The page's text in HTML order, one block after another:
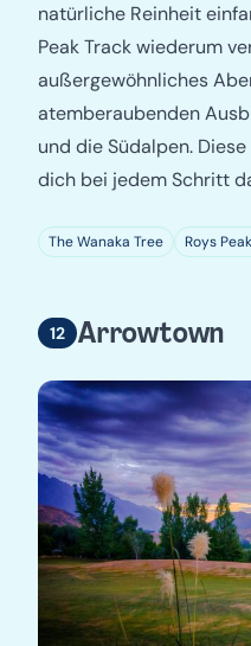
natürliche Reinheit
Peak Track wiederum
außergewöhnliches
atemberaubenden
und die Südalpen.
dich bei jedem Schritt
The Wanaka Tree Roys
Arrowtown